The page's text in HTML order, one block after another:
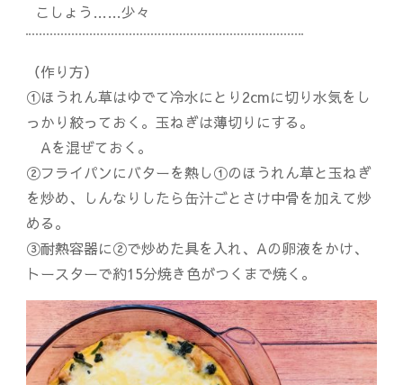
こしょう……少々
（作り方）
①ほうれん草はゆでて冷水にとり2cmに切り水気をし
っかり絞っておく。玉ねぎは薄切りにする。
Aを混ぜておく。
②フライパンにバターを熱し①のほうれん草と玉ねぎ
を炒め、しんなりしたら缶汁ごとさけ中骨を加えて炒
める。
③耐熱容器に②で炒めた具を入れ、Aの卵液をかけ、
トースターで約15分焼き色がつくまで焼く。